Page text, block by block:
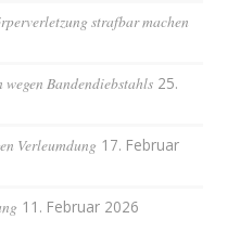
strafbar machen
Bandendiebstahls 25.
Verleumdung 17. Februar
11. Februar 2026